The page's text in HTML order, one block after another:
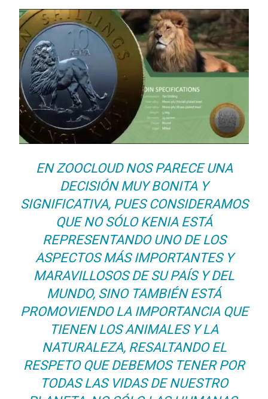
EN ZOOCLOUD NOS PARECE UNA
DECISIÓN MUY BONITA Y
SIGNIFICATIVA, PUES CONSIDERAMOS
QUE NO SÓLO KENIA ESTÁ
REPRESENTANDO UNO DE LOS
ASPECTOS MÁS IMPORTANTES Y
MARAVILLOSOS DE SU PAÍS Y DEL
MUNDO, SINO TAMBIÉN ESTÁ
PROMOVIENDO LA IMPORTANCIA QUE
TIENEN LOS ANIMALES Y LA
NATURALEZA, RESALTANDO EL
RESPETO QUE DEBEMOS TENER POR
TODAS LAS VIDAS DE NUESTRO